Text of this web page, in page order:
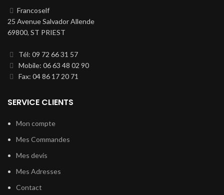
Francoself
25 Avenue Salvador Allende
69800, ST PRIEST
Tél: 09 72 66 31 57
Mobile: 06 63 48 02 90
Fax: 04 86 17 20 71
SERVICE CLIENTS
Mon compte
Mes Commandes
Mes devis
Mes Adresses
Contact